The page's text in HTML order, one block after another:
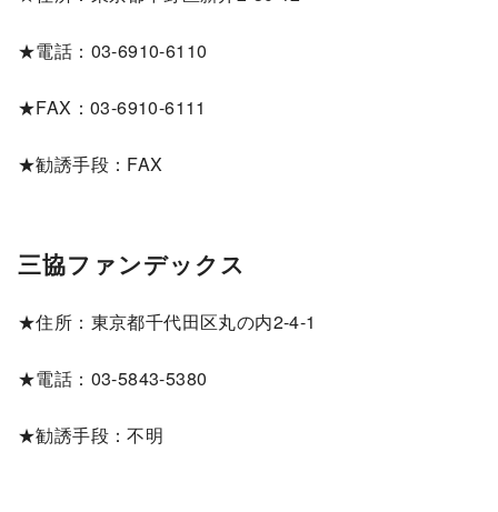
★電話：03-6910-6110
★FAX：03-6910-6111
★勧誘手段：FAX
三協ファンデックス
★住所：東京都千代田区丸の内2-4-1
★電話：03-5843-5380
★勧誘手段：不明